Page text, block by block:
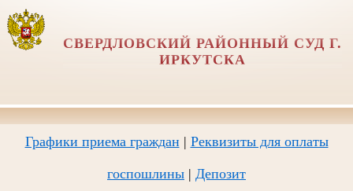
СВЕРДЛОВСКИЙ РАЙОННЫЙ СУД Г.
ИРКУТСКА
Графики приема граждан | Реквизиты для оплаты
госпошлины | Депозит